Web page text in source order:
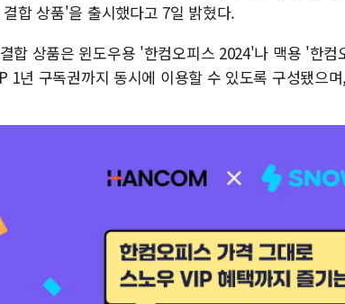
합 상품'을 출시했다고 7일 밝혔다.
합 상품은 윈도우용 '한컴오피스 2024'나 맥용 '한
1년 구독권까지 동시에 이용할 수 있도록 구성됐으